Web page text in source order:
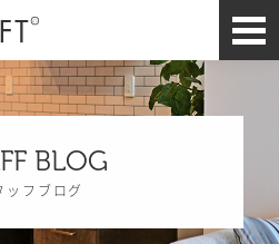
BLOG
ッフブログ